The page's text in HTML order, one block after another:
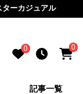
ーカジュアル
0 0
記事一覧